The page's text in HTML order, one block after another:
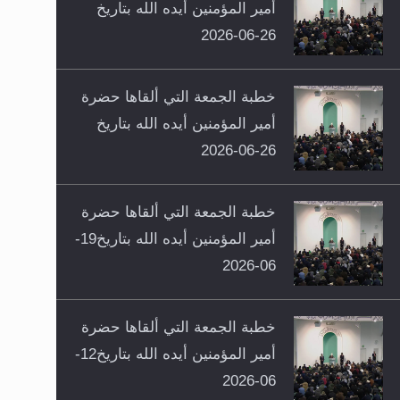
أمير المؤمنين أيده الله بتاريخ
26-06-2026
خطبة الجمعة التي ألقاها حضرة
أمير المؤمنين أيده الله بتاريخ
26-06-2026
خطبة الجمعة التي ألقاها حضرة
أمير المؤمنين أيده الله بتاريخ19-
06-2026
خطبة الجمعة التي ألقاها حضرة
أمير المؤمنين أيده الله بتاريخ12-
06-2026